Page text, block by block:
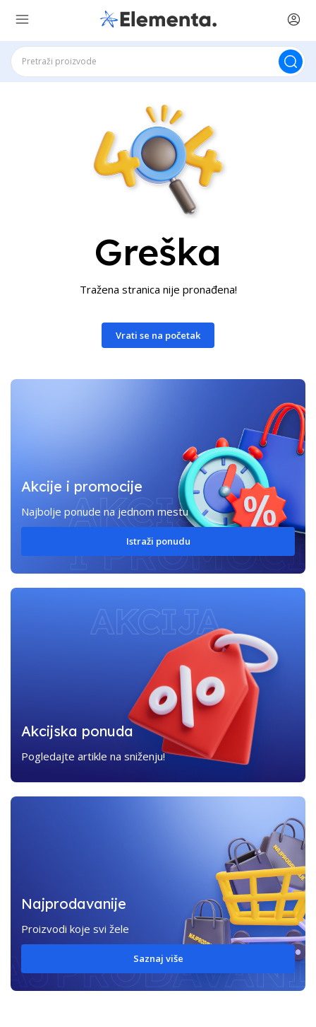
Greška
Tražena stranica nije pronađena!
Vrati se na početak
Akcije i promocije
Najbolje ponude na jednom mestu
Istraži ponudu
Akcijska ponuda
Pogledajte artikle na sniženju!
Najprodavanije
Proizvodi koje svi žele
Saznaj više